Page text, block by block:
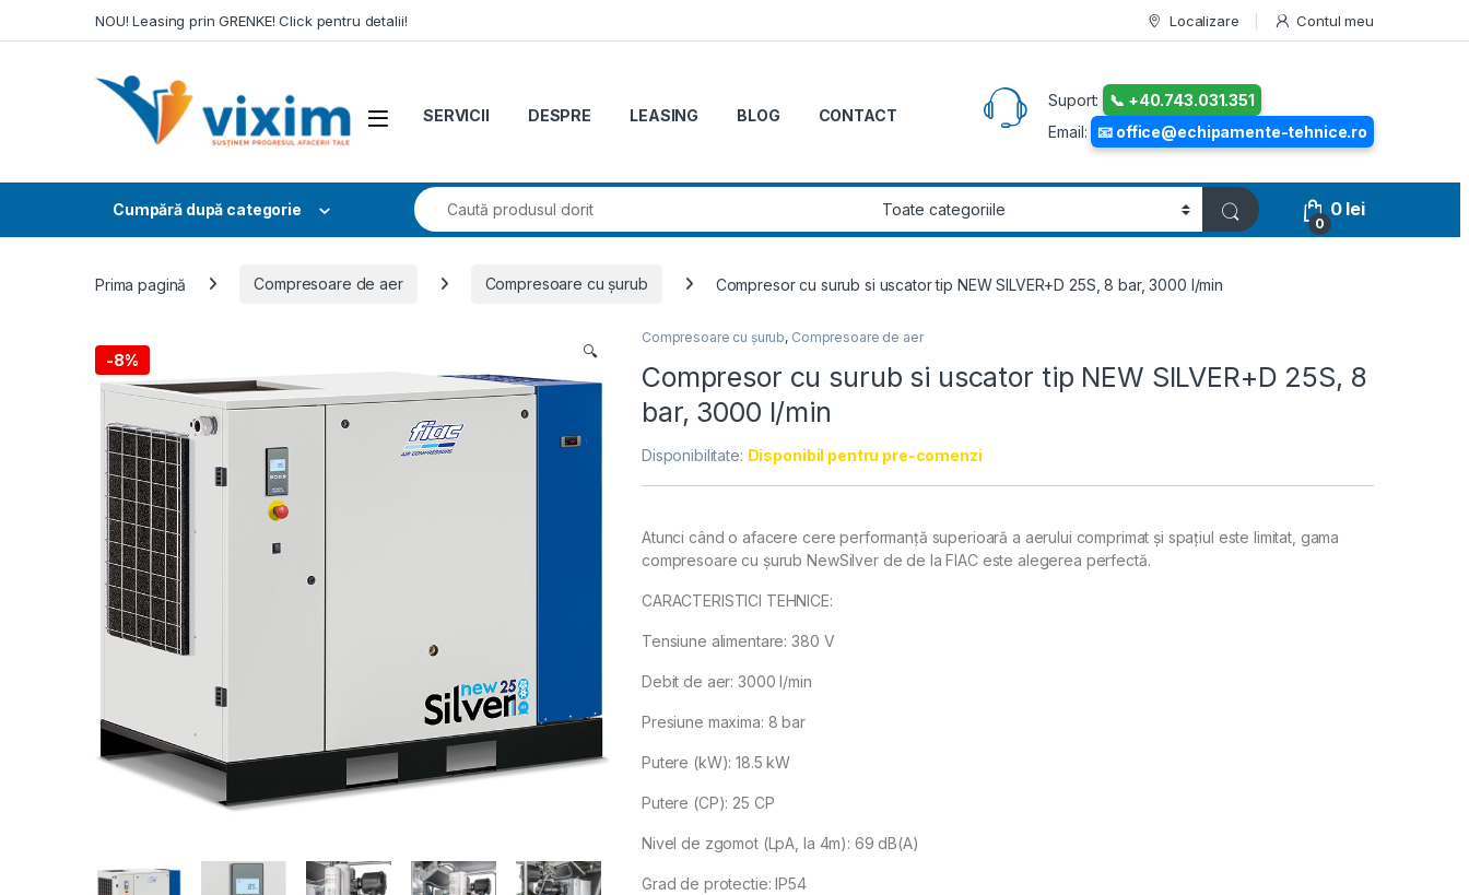
NOU! Leasing prin GRENKE! Click pentru detalii! Localizare Contul meu
SERVICII DESPRE LEASING BLOG CONTACT
Suport:
📞 +40.743.031.351
Email:
📧 office@echipamente-tehnice.ro
Cumpără după categorie
Search for:
0
0 lei
Prima pagină Compresoare de aer Compresoare cu șurub Compresor cu surub si uscator tip NEW SILVER+D 25S, 8 bar, 3000 l/min
-8% 🔍
Compresoare cu șurub, Compresoare de aer
Compresor cu surub si uscator tip NEW SILVER+D 25S, 8
bar, 3000 l/min
Disponibilitate: Disponibil pentru pre-comenzi
Atunci când o afacere cere performanță superioară a aerului comprimat și spațiul este limitat, gama
compresoare cu șurub NewSilver de de la FIAC este alegerea perfectă.
CARACTERISTICI TEHNICE:
Tensiune alimentare: 380 V
Debit de aer: 3000 l/min
Presiune maxima: 8 bar
Putere (kW): 18.5 kW
Putere (CP): 25 CP
Nivel de zgomot (LpA, la 4m): 69 dB(A)
Grad de protectie: IP54